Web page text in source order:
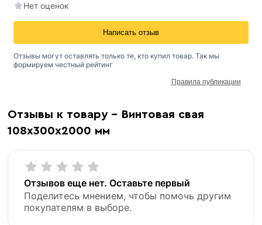
Отзывы к товару - Винтовая свая
108х300х2000 мм
Отзывов еще нет. Оставьте первый
Поделитесь мнением, чтобы помочь другим
покупателям в выборе.
Нет оценок
Написать отзыв
Отзывы могут оставлять только те, кто купил товар. Так мы
формируем честный рейтинг
Правила публикации